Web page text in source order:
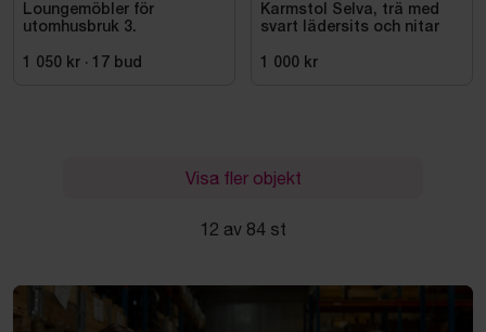
Loungemöbler för
utomhusbruk 3.
1 050 kr · 17 bud
Karmstol Selva, trä med
svart lädersits och nitar
1 000 kr
Visa fler objekt
12 av 84 st